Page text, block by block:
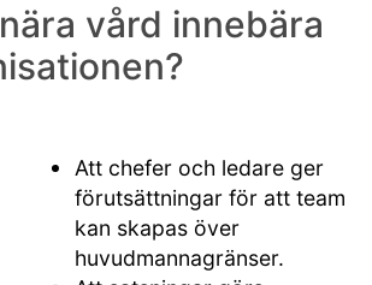
vård innebära
Att chefer och ledare ger
förutsättningar för att team
kan skapas över
huvudmannagränser.